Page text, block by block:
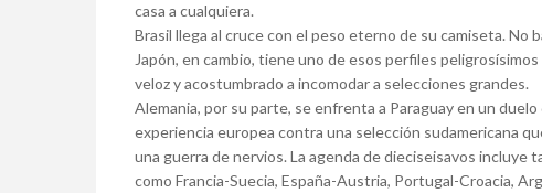
casa a cualquiera.
Brasil llega al cruce con el peso eterno de su camiseta. No
Japón, en cambio, tiene uno de esos perfiles
veloz y acostumbrado a incomodar a selecciones grandes.
Alemania, por su parte, se enfrenta a Paraguay en un
experiencia europea contra una selección sudamericana
una guerra de nervios. La agenda de dieciseisavos incluye
como Francia-Suecia, España-Austria, Portugal-Croacia,